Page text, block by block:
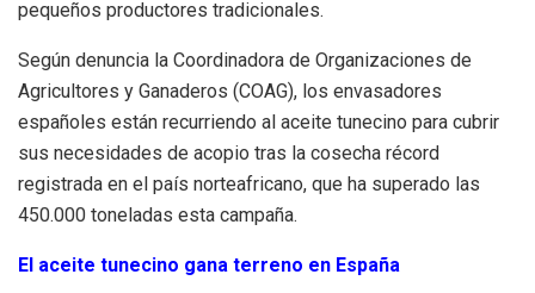
pequeños productores tradicionales.
Según denuncia la Coordinadora de Organizaciones de
Agricultores y Ganaderos (COAG), los envasadores
españoles están recurriendo al aceite tunecino para cubrir
sus necesidades de acopio tras la cosecha récord
registrada en el país norteafricano, que ha superado las
450.000 toneladas esta campaña.
El aceite tunecino gana terreno en España